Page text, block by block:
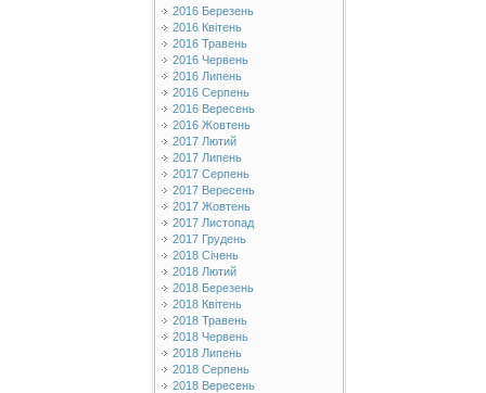
2016 Березень
2016 Квітень
2016 Травень
2016 Червень
2016 Липень
2016 Серпень
2016 Вересень
2016 Жовтень
2017 Лютий
2017 Липень
2017 Серпень
2017 Вересень
2017 Жовтень
2017 Листопад
2017 Грудень
2018 Січень
2018 Лютий
2018 Березень
2018 Квітень
2018 Травень
2018 Червень
2018 Липень
2018 Серпень
2018 Вересень